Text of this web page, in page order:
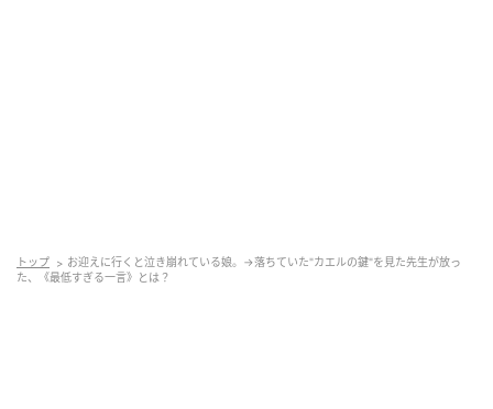
トップ
お迎えに行くと泣き崩れている娘。→落ちていた"カエルの鍵"を見た先生が放っ
た、《最低すぎる一言》とは？